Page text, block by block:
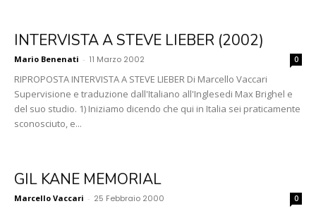
INTERVISTA A STEVE LIEBER (2002)
Mario Benenati - 11 Marzo 2002 0
RIPROPOSTA INTERVISTA A STEVE LIEBER Di Marcello Vaccari
Supervisione e traduzione dall'Italiano all'Inglesedi Max Brighel e
del suo studio. 1) Iniziamo dicendo che qui in Italia sei praticamente
sconosciuto, e...
GIL KANE MEMORIAL
Marcello Vaccari - 25 Febbraio 2000 0